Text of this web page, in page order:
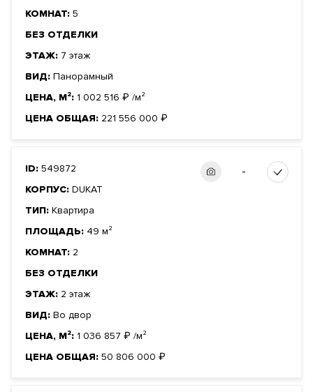
КОМНАТ: 5
БЕЗ ОТДЕЛКИ
ЭТАЖ: 7 этаж
ВИД: Панорамный
ЦЕНА, М²: 1 002 516 ₽ /м²
ЦЕНА ОБЩАЯ: 221 556 000 ₽
ID: 549872
КОРПУС: DUKAT
ТИП: Квартира
ПЛОЩАДЬ: 49 м²
КОМНАТ: 2
БЕЗ ОТДЕЛКИ
ЭТАЖ: 2 этаж
ВИД: Во двор
ЦЕНА, М²: 1 036 857 ₽ /м²
ЦЕНА ОБЩАЯ: 50 806 000 ₽
-